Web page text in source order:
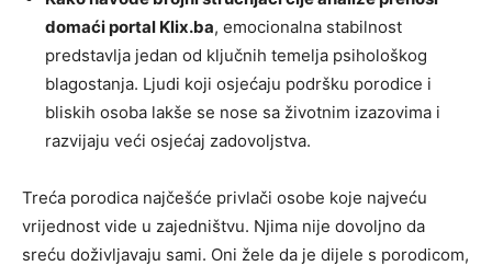
domaći portal Klix.ba, emocionalna stabilnost
predstavlja jedan od ključnih temelja psihološkog
blagostanja. Ljudi koji osjećaju podršku porodice i
bliskih osoba lakše se nose sa životnim izazovima i
razvijaju veći osjećaj zadovoljstva.
Treća porodica najčešće privlači osobe koje najveću
vrijednost vide u zajedništvu. Njima nije dovoljno da
sreću doživljavaju sami. Oni žele da je dijele s porodicom,